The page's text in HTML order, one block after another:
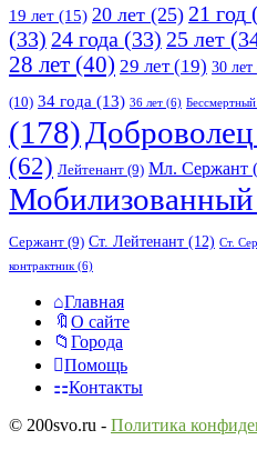
19 лет (15) 20 лет (25) 21 год
(33) 24 года (33) 25 лет
28 лет (40) 29 лет(19) 30 лет
(10) 34 года (13) 36 лет (6)
(178)Доброволец
(62) Лейтенант (9) Мл. Сержант
Мобилизованный
Сержант (9) Ст. Лейтенант (12) Ст.
контрактник(6)
Исследовать
Главная
О сайте
Города
Помощь
Контакты
© 200svo.ru - Политика